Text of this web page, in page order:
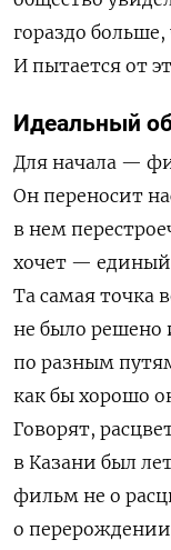
гораздо
И пытается от
Идеальный
Для начала —
Он переносит
в нем
хочет —
Та самая точка
не было решено
по разным
как бы хорошо
Говорят,
в Казани был
фильм не о
о